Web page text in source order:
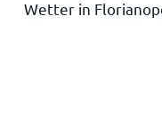
Wetter in